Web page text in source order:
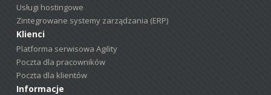
Usługi hostingowe
Zintegrowane systemy zarządzania (ERP)
Klienci
Platforma serwisowa Agility
Poczta dla pracowników
Poczta dla klientów
Informacje